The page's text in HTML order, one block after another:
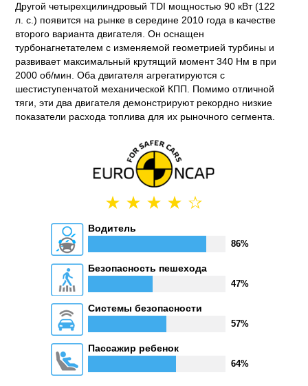
Другой четырехцилиндровый TDI мощностью 90 кВт (122
л. с.) появится на рынке в середине 2010 года в качестве
второго варианта двигателя. Он оснащен
турбонагнетателем с изменяемой геометрией турбины и
развивает максимальный крутящий момент 340 Нм в при
2000 об/мин. Оба двигателя агрегатируются с
шестиступенчатой механической КПП. Помимо отличной
тяги, эти два двигателя демонстрируют рекордно низкие
показатели расхода топлива для их рыночного сегмента.
Водитель
86%
Безопасность пешехода
47%
Системы безопасности
57%
Пассажир ребенок
64%